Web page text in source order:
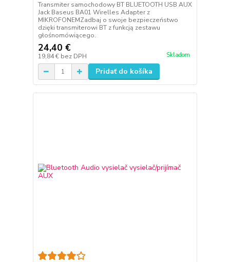
Transmiter samochodowy BT BLUETOOTH USB AUX
Jack Baseus BA01 Wirelles Adapter z
MIKROFONEMZadbaj o swoje bezpieczeństwo
dzięki transmiterowi BT z funkcją zestawu
głośnomówiącego.
24,40 €
19,84 € bez DPH Skladom
Pridať do košíka